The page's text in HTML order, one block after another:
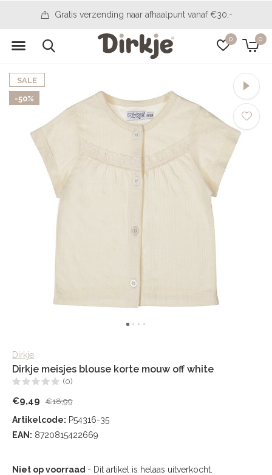
0 0
14 dagen bedenktijd
SALE
-50%
Dirkje
Dirkje meisjes blouse korte mouw off white
(0)
€9,49 €18,99
Artikelcode: P54316-35
EAN: 8720815422669
Niet op voorraad - Dit artikel is helaas uitverkocht.